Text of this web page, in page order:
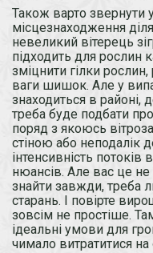
Також варто звернути
місцезнаходження
невеликий вітерець
підходить для рослин
зміцнити гілки
ваги шишок. Але у
знаходиться в районі,
треба буде подбати
поряд з якоюсь
стіною або неподалік
інтенсивність
нюансів. Але вас це
знайти завжди, треба
старань. І повірте
зовсім не простіше.
ідеальні умови для
чимало витратитися